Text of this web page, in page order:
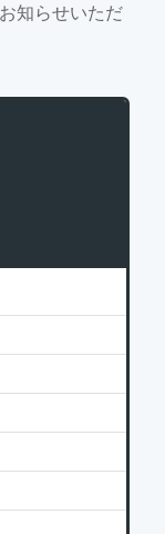
知らせいただ